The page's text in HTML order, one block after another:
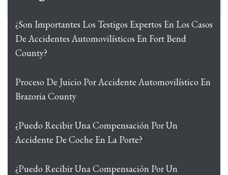
¿Son Importantes Los Testigos Expertos En Los Casos
De Accidentes Automovilísticos En Fort Bend
County?
Proceso De Juicio Por Accidente Automovilístico En
Brazoria County
¿Puedo Recibir Una Compensación Por Un
Accidente De Coche En La Porte?
¿Puedo Recibir Una Compensación Por Un